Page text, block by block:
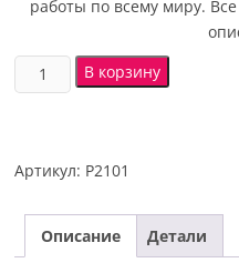
работы по всему миру.
В корзину
Артикул: Р2101
Описание Детали